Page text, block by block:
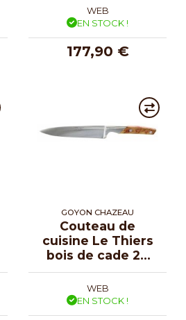
WEB
EN STOCK !
177,90 €
GOYON CHAZEAU
Couteau de
cuisine Le Thiers
bois de cade 20
cm
WEB
EN STOCK !